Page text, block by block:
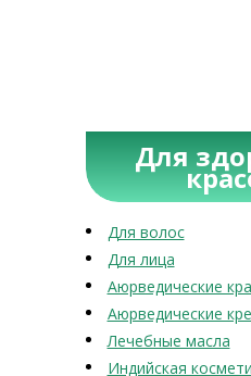
Для
Для волос
Для лица
Аюрведические
Аюрведические
Лечебные масла
Индийская